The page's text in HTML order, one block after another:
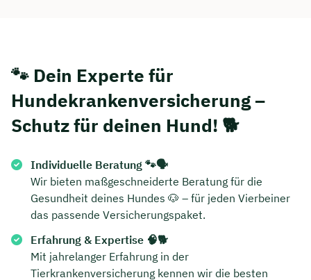
🐾 Dein Experte für
Hundekrankenversicherung –
Schutz für deinen Hund! 🐕
Individuelle Beratung 🐾🗣️
Wir bieten maßgeschneiderte Beratung für die
Gesundheit deines Hundes 🐶 – für jeden Vierbeiner
das passende Versicherungspaket.
Erfahrung & Expertise 🧠🐕
Mit jahrelanger Erfahrung in der
Tierkrankenversicherung kennen wir die besten